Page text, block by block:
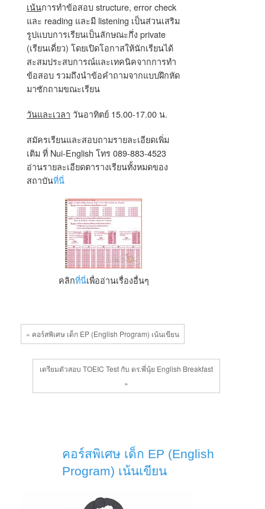
เน้นการทำข้อสอบ structure, error check
และ reading และมี listening เป็นส่วนเสริม
รูปแบบการเรียนเป็นลักษณะกึ่ง private
(เรียนเดี่ยว) โดยเปิดโอกาสให้นักเรียนได้
สะสมประสบการณ์และเทคนิคจากการทำ
ข้อสอบ รวมถึงนำข้อคำถามจากแบบฝึกหัด
มาซักถามขณะเรียน
วันและเวลา วันอาทิตย์ 15.00-17.00 น.
สมัครเรียนและสอบถามรายละเอียดเพิ่ม
เติม ที่ Nui-English โทร 089-883-4523
อ่านรายละเอียดตารางเรียนทั้งหมดของ
สถาบันที่นี่
คลิกที่นี่เพื่ออ่านเรื่องอื่นๆ
« คอร์สพิเศษ เด็ก EP (English Program) เน้นเขียน
เตรียมตัวสอบ TOEIC Test กับ ดร.พี่นุ้ย English Breakfast
»
คอร์สพิเศษ เด็ก EP (English
Program) เน้นเขียน